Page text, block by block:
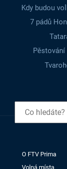
Kdy budou
7 pádů
O FTV Prima
Volná místa